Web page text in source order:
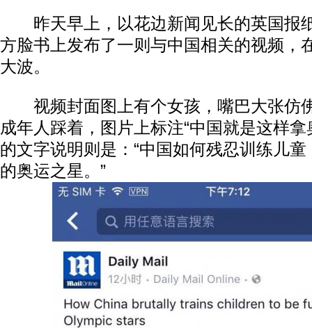
昨天早上，以花边新闻见长的英国报
方脸书上发布了一则与中国相关的视频，
大波。
视频封面图上有个女孩，嘴巴大张仿
成年人踩着，图片上标注“中国就是这样拿
的文字说明则是：“中国如何残忍训练儿
的奥运之星。”